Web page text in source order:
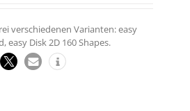
verschiedenen Varianten: easy
easy Disk 2D 160 Shapes.